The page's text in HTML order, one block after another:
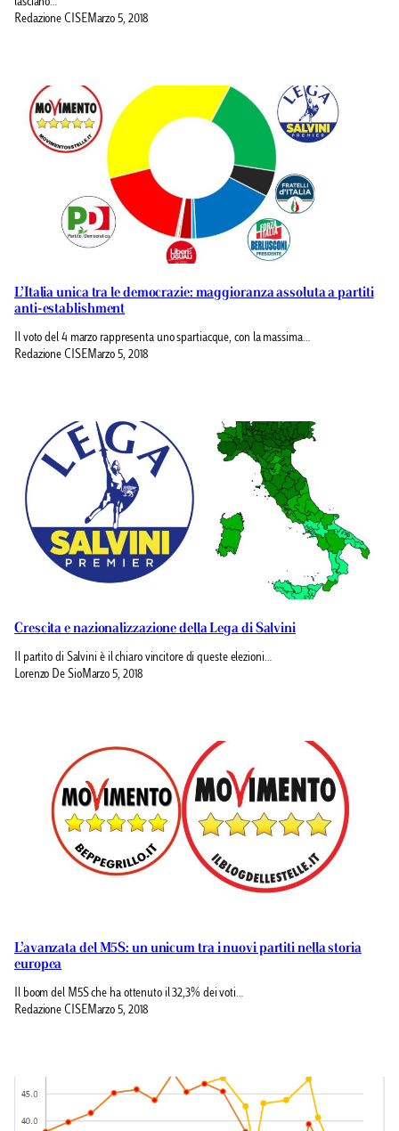
Redazione CISEMarzo 5, 2018
L’Italia unica tra le democrazie: maggioranza assoluta a partiti
anti-establishment
Il voto del 4 marzo rappresenta uno spartiacque, con la massima…
Redazione CISEMarzo 5, 2018
Crescita e nazionalizzazione della Lega di Salvini
Il partito di Salvini è il chiaro vincitore di queste elezioni…
Lorenzo De SioMarzo 5, 2018
L’avanzata del M5S: un unicum tra i nuovi partiti nella storia
europea
Il boom del M5S che ha ottenuto il 32,3% dei voti…
Redazione CISEMarzo 5, 2018